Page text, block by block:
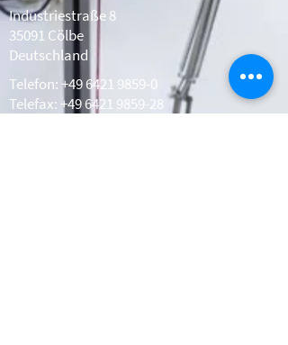
Industriestraße 8
35091 Cölbe
Deutschland
Telefon: +49 6421 9859-0
Telefax: +49 6421 9859-28